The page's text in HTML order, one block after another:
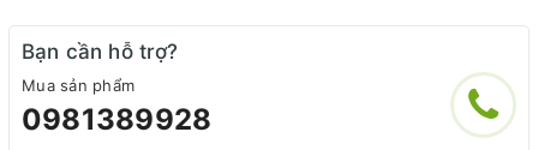
Bạn cần hỗ trợ?
Mua sản phẩm
0981389928